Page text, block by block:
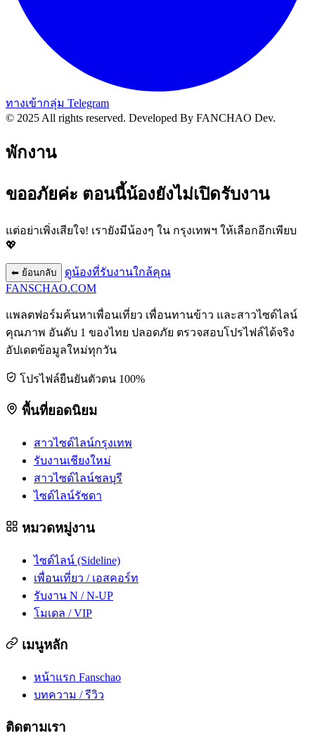
ทางเข้ากลุ่ม Telegram
© 2025 All rights reserved. Developed By FANCHAO Dev.
พักงาน
ขออภัยค่ะ ตอนนี้น้องยังไม่เปิดรับงาน
แต่อย่าเพิ่งเสียใจ! เรายังมีน้องๆ ใน กรุงเทพฯ ให้เลือกอีกเพียบ
💖
⬅ ย้อนกลับ
ดูน้องที่รับงานใกล้คุณ
FANSCHAO.COM
แพลตฟอร์มค้นหาเพื่อนเที่ยว เพื่อนทานข้าว และสาวไซด์ไลน์
คุณภาพ อันดับ 1 ของไทย ปลอดภัย ตรวจสอบโปรไฟล์ได้จริง
อัปเดตข้อมูลใหม่ทุกวัน
โปรไฟล์ยืนยันตัวตน 100%
พื้นที่ยอดนิยม
สาวไซด์ไลน์กรุงเทพ
รับงานเชียงใหม่
สาวไซด์ไลน์ชลบุรี
ไซด์ไลน์รัชดา
หมวดหมู่งาน
ไซด์ไลน์ (Sideline)
เพื่อนเที่ยว / เอสคอร์ท
รับงาน N / N-UP
โมเดล / VIP
เมนูหลัก
หน้าแรก Fanschao
บทความ / รีวิว
ติดตามเรา